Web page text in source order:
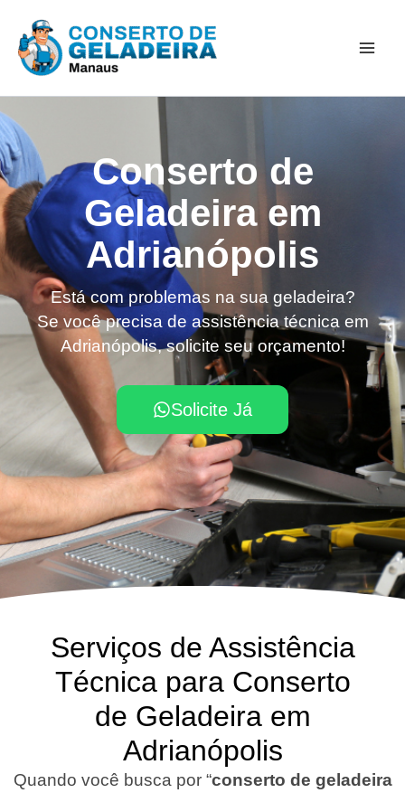
para
Conserto de
Geladeira em
Adrianópolis
Está com problemas na sua geladeira?
Se você precisa de assistência técnica em
Adrianópolis, solicite seu orçamento!
Solicite Já
Serviços de Assistência
Técnica para Conserto
de Geladeira em
Adrianópolis
Quando você busca por “conserto de geladeira